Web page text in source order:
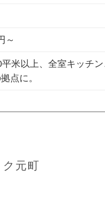
～
米以上、全室キッチ
点に。
元町